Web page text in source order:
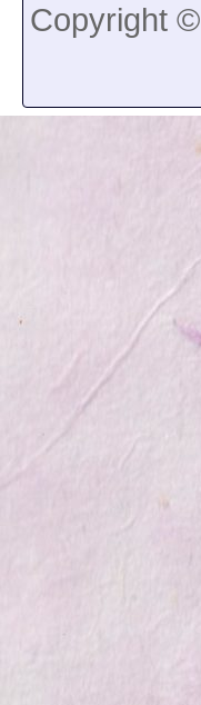
Copyright ©